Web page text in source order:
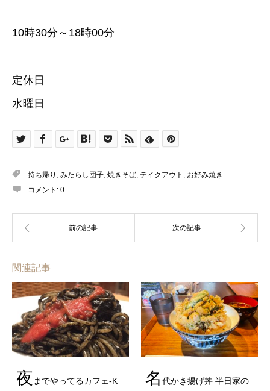
10時30分～18時00分
定休日
水曜日
持ち帰り みたらし団子 焼きそば テイクアウト
お好み焼き
コメント: 0
関連記事
夜 までやってるカフェ-K
名 代かき揚げ丼 半日家の